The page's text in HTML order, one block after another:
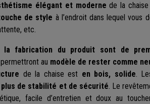
élégant et moderne de la
de style à l’endroit dans lequel vous
etc.
la fabrication du produit sont de
au modèle de rester comme
de la chaise est en bois, solide.
de stabilité et de sécurité. Le
facile d’entretien et doux au